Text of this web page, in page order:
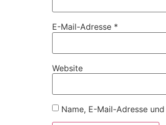
E-Mail-Adresse *
Website
Name, E-Mail-Adresse